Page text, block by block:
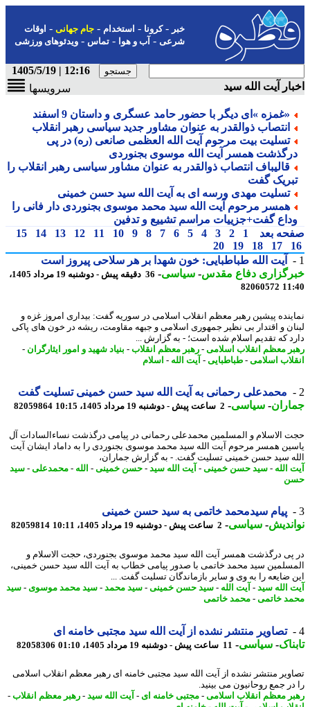
-کرونا-استخدام- جام جهانی-اوقات
شرعی-آب و هوا-تماس-ویدئوهای ورزشی
12:16 | 1405/5/19
آیت الله سید
سرویسها
«غمزه »ای دیگر با حضور حامد عسگری و داستان 9 اسفند
انتصاب ذوالقدر به عنوان مشاور جدید سیاسی رهبر انقلاب
تسلیت بیت مرحوم آیت الله العظمی صانعی (ره) در پی
همسر آیت الله موسوی بجنوردی
قالیباف انتصاب ذوالقدر به عنوان مشاور سیاسی رهبر انقلاب را
گفت
تسلیت مهدی ورسه ای به آیت الله سید حسن خمینی
همسر مرحوم آیت الله سید محمد موسوی بجنوردی دار فانی را
گفت+جزییات مراسم تشییع و تدفین
بعد
1
2
3
4
5
6
7
8
9
10
11
12
13
14
15
17
18
19
20
آیت الله طباطبایی: خون شهدا بر هر سلاحی پیروز است
دفاع مقدس-سیاسی-
36 دقیقه پیش - دوشنبه 19 مرداد 1405،
82060572
پیشین رهبر معظم انقلاب اسلامی در سوریه گفت: بیداری امروز غزه و
و اقتدار بی نظیر جمهوری اسلامی و جبهه مقاومت، ریشه در خون های پاکی
که تقدیم اسلام شده است؛ - به گزارش ...
معظم انقلاب اسلامی-رهبر معظم انقلاب-بنیاد شهید و امور ایثارگران-
اسلامی-طباطبایی-آیت الله-اسلام
محمدعلی رحمانی به آیت الله سید حسن خمینی تسلیت گفت
- سیاسی-2 ساعت پیش - دوشنبه 19 مرداد 1405، 10:15 82059864
الاسلام و المسلمین محمدعلی رحمانی در پیامی درگذشت نساءالسادات آل
همسر مرحوم آیت الله سید محمد موسوی بجنوردی را به داماد ایشان آیت
سید حسن خمینی تسلیت گفت. - به گزارش جماران،
الله-سید حسن خمینی-آیت الله سید -حسن خمینی-الله-محمدعلی-سید
پیام سیدمحمد خاتمی به سید حسن خمینی
-سیاسی-2 ساعت پیش - دوشنبه 19 مرداد 1405، 10:11 82059814
درگذشت همسر آیت الله سید محمد موسوی بجنوردی، حجت الاسلام و
سید محمد خاتمی با صدور پیامی خطاب به آیت الله سید حسن خمینی،
ضایعه را به وی و سایر بازماندگان تسلیت گفت. ...
الله سید -آیت الله-سید حسن خمینی-سید محمد-سید محمد موسوی-سید
خاتمی-محمد خاتمی
تصاویر منتشر نشده از آیت الله سید مجتبی خامنه ای
-سیاسی-11 ساعت پیش - دوشنبه 19 مرداد 1405، 01:10 82058306
منتشر نشده از آیت الله سید مجتبی خامنه ای رهبر معظم انقلاب اسلامی
جمع روحانیون می بینید.
معظم انقلاب اسلامی-مجتبی خامنه ای- آیت الله سید -رهبر معظم انقلاب-